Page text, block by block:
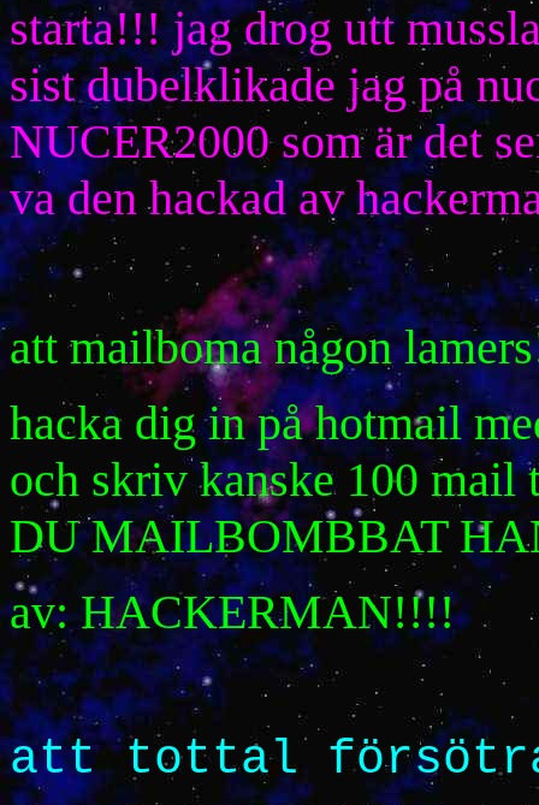
starta!!! jag drog utt
sist dubelklikade jag på
NUCER2000 som är det
va den hackad av
att mailboma någon
hacka dig in på hotmail
och skriv kanske 100
DU MAILBOMBBAT
av: HACKERMAN!!!!
att tottal